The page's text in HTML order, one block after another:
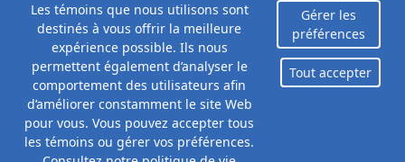
Score du risque Equifax, cependant, Equifax n'approuve, ne garantit ni
ne recommande aucun des produits, services ou contenus de ce site
Web. Pour plus d'informations sur Equifax, le Score du risque Equifax
et/ou les rapports de crédit d'Equifax, veuillez visiter le site Web
officiel d'Equifax Canada Co. à
https://www.consumer.equifax.ca/personnel/.
Les témoins que nous utilisons sont
destinés à vous offrir la meilleure
expérience possible. Ils nous
permettent également d’analyser le
comportement des utilisateurs afin
d’améliorer constamment le site Web
pour vous. Vous pouvez accepter tous
les témoins ou gérer vos préférences.
Gérer les
préférences
Tout accepter